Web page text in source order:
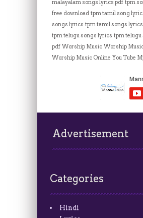
malayalam songs lyrics pdf tpm
free download tpm tamil song
songs lyrics tpm tamil songs
tpm telugu songs lyrics tpm telugu
pdf Worship Music Worship
Worship Music Online You Tube
Advertisement
Categories
Hindi